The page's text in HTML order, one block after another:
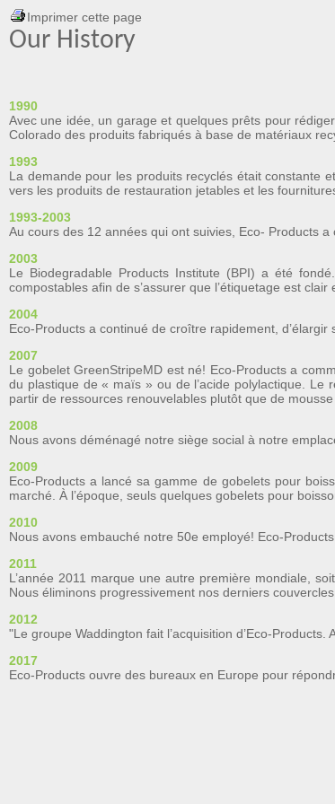
Imprimer cette page
Our History
1990
Avec une idée, un garage et quelques prêts pour
Colorado des produits fabriqués à base de matériaux
1993
La demande pour les produits recyclés était constante
vers les produits de restauration jetables et les
1993-2003
Au cours des 12 années qui ont suivies, Eco- Products
2003
Le Biodegradable Products Institute (BPI) a été
compostables afin de s’assurer que l’étiquetage est
2004
Eco-Products a continué de croître rapidement,
2007
Le gobelet GreenStripeMD est né! Eco-Products a
du plastique de « maïs » ou de l’acide polylactique.
partir de ressources renouvelables plutôt que de mousse
2008
Nous avons déménagé notre siège social à notre
2009
Eco-Products a lancé sa gamme de gobelets pour
marché. À l’époque, seuls quelques gobelets pour
2010
Nous avons embauché notre 50e employé! Eco-
2011
L’année 2011 marque une autre première mondiale,
Nous éliminons progressivement nos derniers
2012
"Le groupe Waddington fait l’acquisition d’Eco-
2017
Eco-Products ouvre des bureaux en Europe pour